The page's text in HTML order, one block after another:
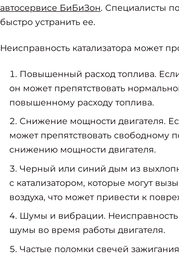
автосервисе БиБиЗон. Специалисты
быстро устранить ее.
Неисправность катализатора может
Повышенный расход топлива.
он может препятствовать
повышенному расходу топлива.
Снижение мощности двигателя.
может препятствовать свободному
снижению мощности двигателя.
Черный или синий дым из
с катализатором, которые могут
воздуха, что может привести к
Шумы и вибрации. Неисправность
шумы во время работы двигателя.
Частые поломки свечей